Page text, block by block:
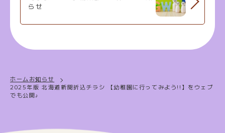
らせ
ホームお知らせ
2025年版 北海道新聞折込チラシ 【幼稚園に行ってみよう!!】をウェブ
でも公開♪